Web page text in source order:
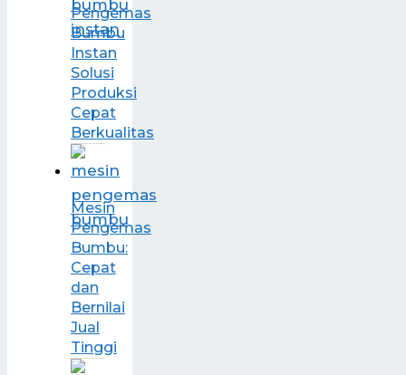
Pengemas
Bumbu
Instan
Solusi
Produksi
Cepat
Berkualitas
Mesin
Pengemas
Bumbu:
Cepat
dan
Bernilai
Jual
Tinggi